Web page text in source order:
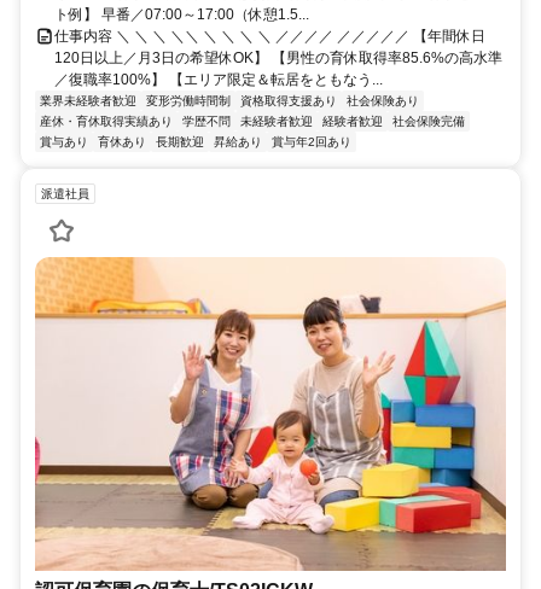
ト例】 早番／07:00～17:00（休憩1.5...
仕事内容 ＼ ＼ ＼ ＼＼ ＼ ＼ ＼ ＼ ／／／／ ／／／／／ 【年間休日
120日以上／月3日の希望休OK】 【男性の育休取得率85.6%の高水準
／復職率100%】 【エリア限定＆転居をともなう...
業界未経験者歓迎 変形労働時間制 資格取得支援あり
社会保険あり
産休・育休取得実績あり
学歴不問 未経験者歓迎 経験者歓迎
社会保険完備
賞与あり
育休あり 長期歓迎 昇給あり 賞与年2回あり
派遣社員